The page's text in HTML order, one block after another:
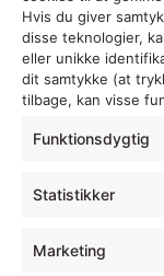
Hvis du giver
disse teknologier,
eller unikke
dit samtykke (at
tilbage, kan visse
Funktionsdygtig
Statistikker
Marketing
Birgit
3650